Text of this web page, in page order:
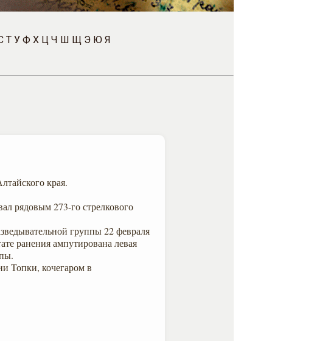
Т У Ф Х Ц Ч Ш Щ Э Ю Я
края.
рядовым 273-го стрелкового
группы 22 февраля
ранения ампутирована левая
Топки, кочегаром в